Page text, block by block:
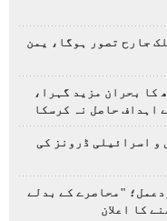
جارح تصور ہوگا، یمن
کا بحران مزید گہرا،
اہداف حاصل نہ کرسکا
و اسرائیلی ڈرونز کی
"محاصرے کے بدلے
کا اعلان